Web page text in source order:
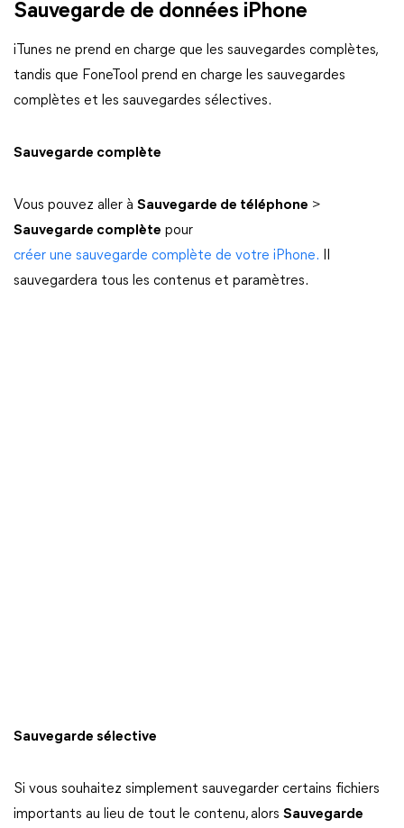
Sauvegarde de données iPhone
iTunes ne prend en charge que les sauvegardes complètes,
tandis que FoneTool prend en charge les sauvegardes
complètes et les sauvegardes sélectives.
Sauvegarde complète
Vous pouvez aller à Sauvegarde de téléphone >
Sauvegarde complète pour
créer une sauvegarde complète de votre iPhone.
sauvegardera tous les contenus et paramètres.
Sauvegarde sélective
Si vous souhaitez simplement sauvegarder certains fichiers
importants au lieu de tout le contenu, alors Sauvegarde